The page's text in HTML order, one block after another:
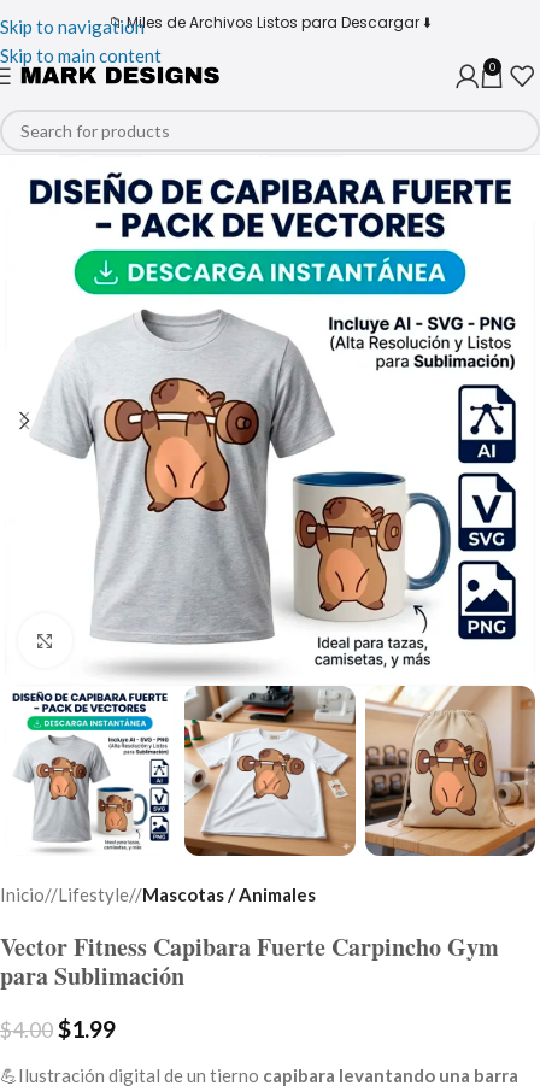
Skip to navigation
Skip to main content
📁 Miles de Archivos Listos para Descargar ⬇️
0
Click to enlarge
Inicio/ Lifestyle/ Mascotas / Animales
Vector Fitness Capibara Fuerte Carpincho Gym
para Sublimación
$4.00$1.99
💪Ilustración digital de un tierno capibara levantando una barra